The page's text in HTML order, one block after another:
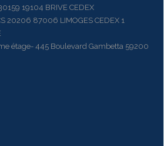
19104 BRIVE CEDEX
87006 LIMOGES CEDEX 1
étage- 445 Boulevard Gambetta 59200